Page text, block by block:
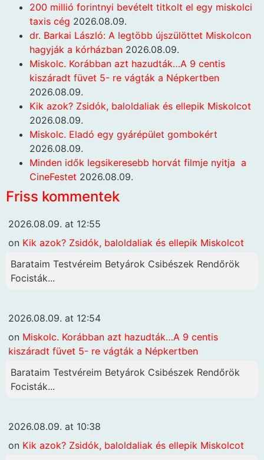
200 millió forintnyi bevételt titkolt el egy miskolci
taxis cég 2026.08.09.
dr. Barkai László: A legtöbb újszülöttet Miskolcon
hagyják a kórházban 2026.08.09.
Miskolc. Korábban azt hazudták…A 9 centis
kiszáradt füvet 5- re vágták a Népkertben
2026.08.09.
Kik azok? Zsidók, baloldaliak és ellepik Miskolcot
2026.08.09.
Miskolc. Eladó egy gyárépület gombokért
2026.08.09.
Minden idők legsikeresebb horvát filmje nyitja a
CineFestet 2026.08.09.
Friss kommentek
2026.08.09. at 12:55
on Kik azok? Zsidók, baloldaliak és ellepik Miskolcot
Barataim Testvéreim Betyárok Csibészek Rendőrök
Focisták...
2026.08.09. at 12:54
on Miskolc. Korábban azt hazudták…A 9 centis
kiszáradt füvet 5- re vágták a Népkertben
Barataim Testvéreim Betyárok Csibészek Rendőrök
Focisták...
2026.08.09. at 10:38
on Kik azok? Zsidók, baloldaliak és ellepik Miskolcot